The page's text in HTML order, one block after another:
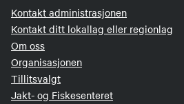
Kontakt administrasjonen
Kontakt ditt lokallag eller regionlag
Om oss
Organisasjonen
Tillitsvalgt
Jakt- og Fiskesenteret